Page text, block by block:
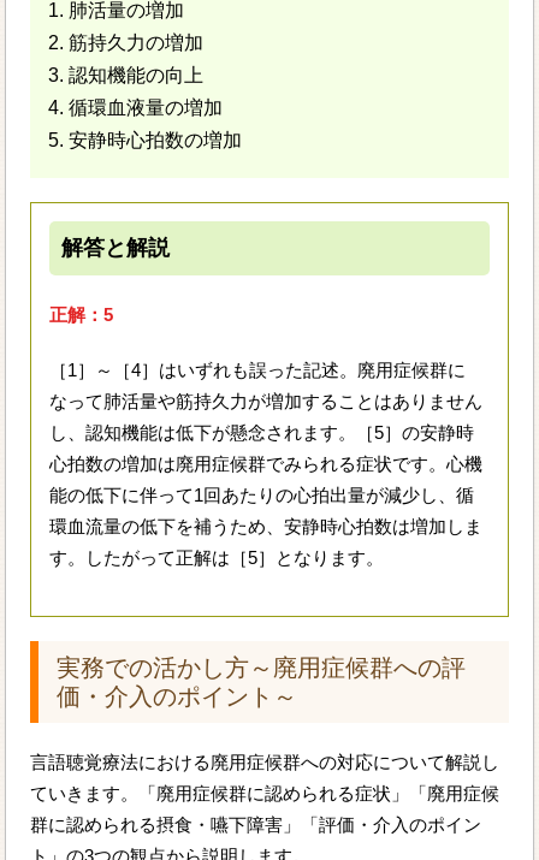
1. 肺活量の増加
2. 筋持久力の増加
3. 認知機能の向上
4. 循環血液量の増加
5. 安静時心拍数の増加
解答と解説
正解：5
［1］～［4］はいずれも誤った記述。廃用症候群に
なって肺活量や筋持久力が増加することはありません
し、認知機能は低下が懸念されます。［5］の安静時
心拍数の増加は廃用症候群でみられる症状です。心機
能の低下に伴って1回あたりの心拍出量が減少し、循
環血流量の低下を補うため、安静時心拍数は増加しま
す。したがって正解は［5］となります。
実務での活かし方～廃用症候群への評
価・介入のポイント～
言語聴覚療法における廃用症候群への対応について解説し
ていきます。「廃用症候群に認められる症状」「廃用症候
群に認められる摂食・嚥下障害」「評価・介入のポイン
ト」の3つの観点から説明します。